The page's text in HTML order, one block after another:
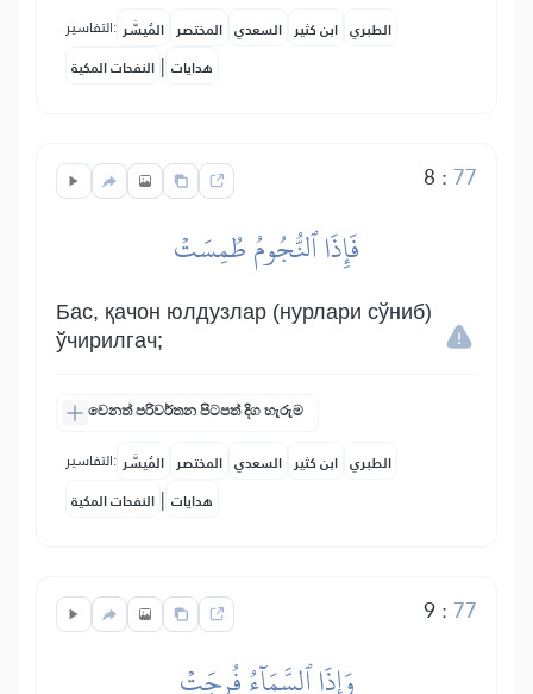
التفاسير: المُيسَّر المختصر السعدي ابن كثير الطبري
النفحات المكية | هدايات
8 : 77
فَإِذَا ٱلنُّجُومُ طُمِسَتۡ
Бас, қачон юлдузлар (нурлари сўниб)
ўчирилгач;
වෙනත් පරිවර්තන පිටපත් දිග හැරුම
التفاسير: المُيسَّر المختصر السعدي ابن كثير الطبري
النفحات المكية | هدايات
9: 77
وَإِذَا ٱلسَّمَآءُ فُرِجَتۡ